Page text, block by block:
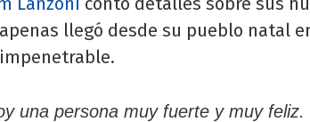
llegó desde su pueblo natal
una persona muy fuerte y muy